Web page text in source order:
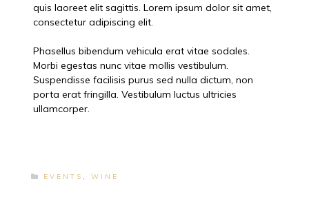
quis laoreet elit sagittis. Lorem ipsum dolor sit amet,
consectetur adipiscing elit.
Phasellus bibendum vehicula erat vitae sodales.
Morbi egestas nunc vitae mollis vestibulum.
Suspendisse facilisis purus sed nulla dictum, non
porta erat fringilla. Vestibulum luctus ultricies
ullamcorper.
EVENTS , WINE